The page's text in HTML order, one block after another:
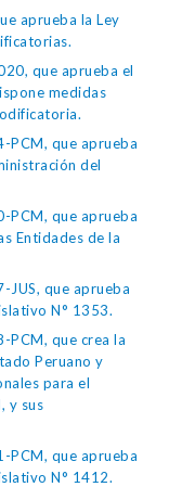
aprueba la Ley
que aprueba el
medidas
PCM, que aprueba
del
PCM, que aprueba
Entidades de la
JUS, que aprueba
N° 1353.
PCM, que crea la
Peruano y
para el
y sus
PCM, que aprueba
N° 1412.